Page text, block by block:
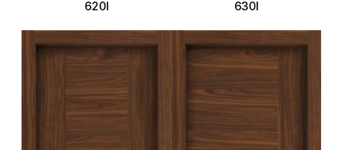
620I 630I